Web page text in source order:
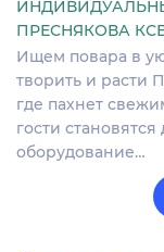
ПРЕСНЯКОВА
Ищем повара в
творить и расти
где пахнет
гости
оборудование…